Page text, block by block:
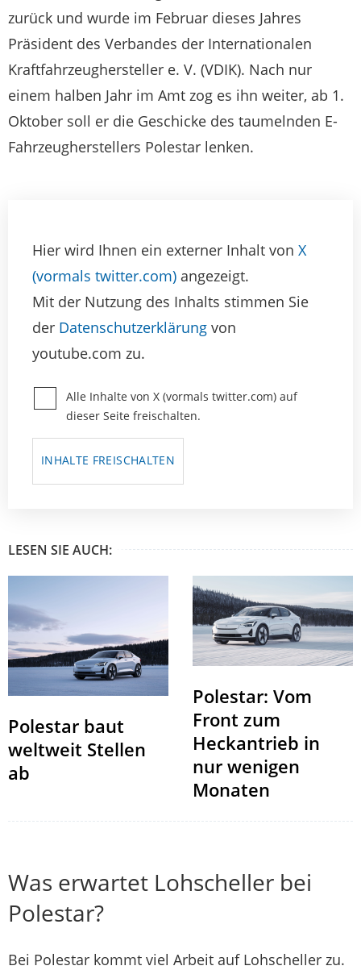
zurück und wurde im Februar dieses Jahres
Präsident des Verbandes der Internationalen
Kraftfahrzeughersteller e. V. (VDIK). Nach nur
einem halben Jahr im Amt zog es ihn weiter, ab 1.
Oktober soll er die Geschicke des taumelnden E-
Fahrzeugherstellers Polestar lenken.
Hier wird Ihnen ein externer Inhalt von X
(vormals twitter.com) angezeigt.
Mit der Nutzung des Inhalts stimmen Sie
der Datenschutzerklärung von
youtube.com zu.
Alle Inhalte von X (vormals twitter.com) auf
dieser Seite freischalten.
INHALTE FREISCHALTEN
LESEN SIE AUCH:
Polestar baut
weltweit Stellen
ab
Polestar: Vom
Front zum
Heckantrieb in
nur wenigen
Monaten
Was erwartet Lohscheller bei
Polestar?
Bei Polestar kommt viel Arbeit auf Lohscheller zu.